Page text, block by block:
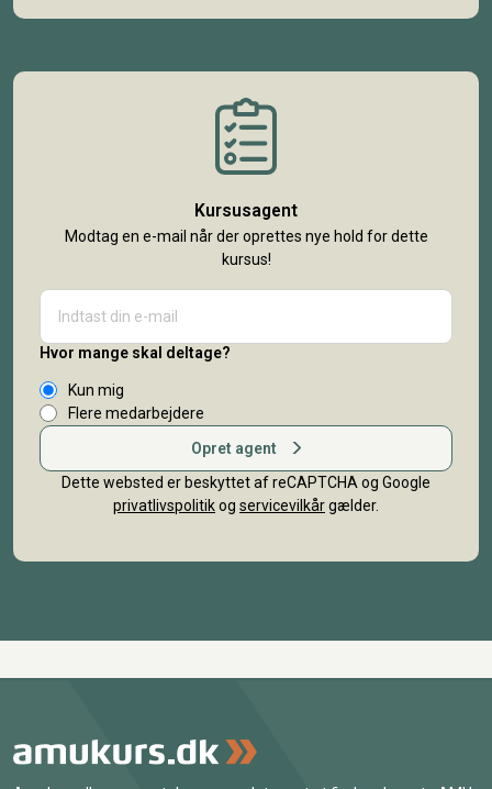
Kursusagent
Modtag en e-mail når der oprettes nye hold for dette
kursus!
Hvor mange skal deltage?
Kun mig
Flere medarbejdere
Opret agent
Dette websted er beskyttet af reCAPTCHA og Google
privatlivspolitikog servicevilkårgælder.